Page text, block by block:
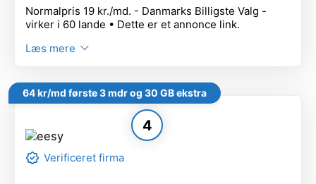
Normalpris 19 kr./md. - Danmarks Billigste Valg -
virker i 60 lande • Dette er et annonce link.
Læs mere
64 kr/md første 3 mdr og 30 GB ekstra
4
Verificeret firma